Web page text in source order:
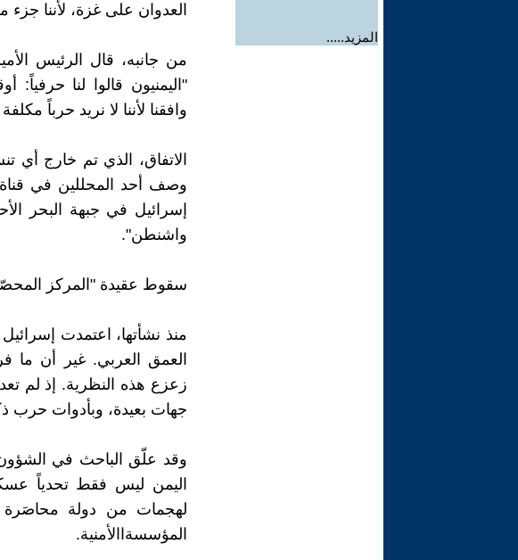
المزيد.....
العدوان على غزة، لأننا
من جانبه، قال الرئيس
"اليمنيون قالوا لنا
وافقنا لأننا لا نريد حرباً
الاتفاق، الذي تم خارج
وصف أحد المحللين في
إسرائيل في جبهة البحر
واشنطن".
سقوط عقيدة "المركز
منذ نشأتها، اعتمدت
العمق العربي. غير أن ما
زعزع هذه النظرية. إذ لم
جهات بعيدة، وبأدوات حرب
وقد علّق الباحث في
اليمن ليس فقط تحدياً
لهجمات من دولة
المؤسسةاالأمنية.